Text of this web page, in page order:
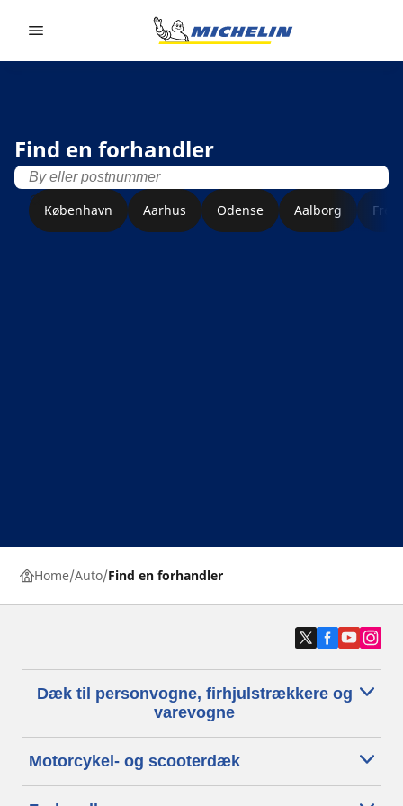
Find en forhandler
København Aarhus Odense Aalborg
Home Auto Find en forhandler
Dæk til personvogne, firhjulstrækkere og
varevogne
Motorcykel- og scooterdæk